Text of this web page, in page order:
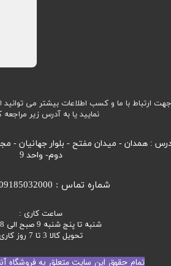
تمام حقوق این سایت متعلق به فروشگاه
جهت ارتباط با ما و کسب اطلاعات بیشتر می توانید
نمایید یا به آدرس زیر مراجعه
: همدان - میدان مفتح - بلوار جهانیان -
دوم- واحد 9
ساعت کاری :
شنبه تا پنج شنبه 9 صبح الی 8 شب
تحویل کالا 3 تا 7 روز کاری
شماره تماس : 09185032000 محرابی